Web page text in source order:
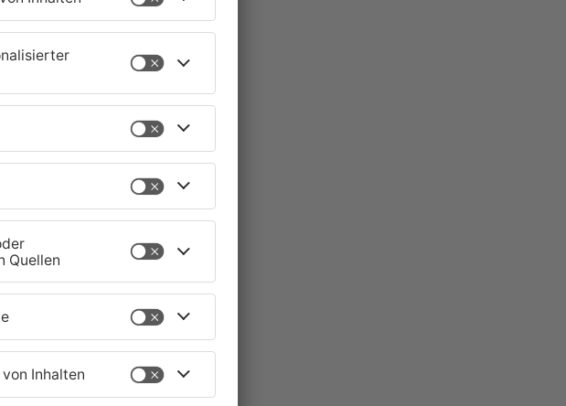
09371
und am 31.
sind
Zukünftig
geöffnet
Drei
die
14:00 bis
Rahmen von
von
Hanau, die
An allen
sind